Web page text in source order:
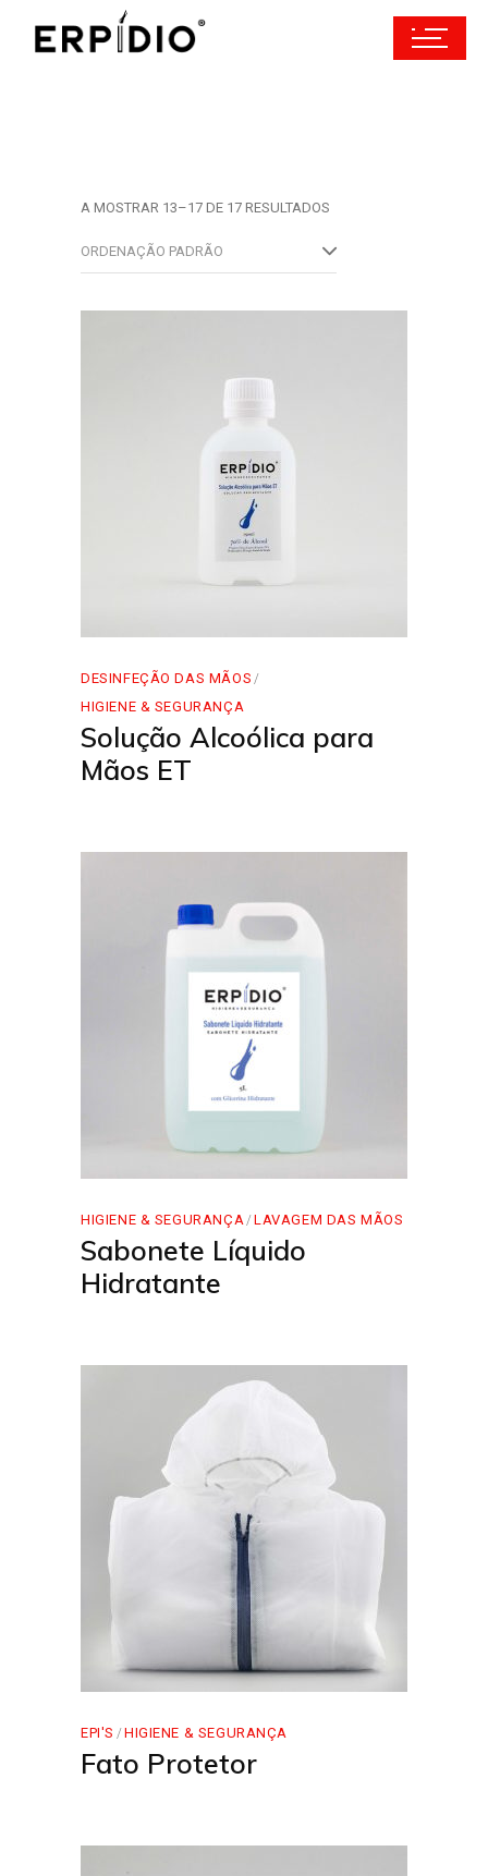
A MOSTRAR 13–17 DE 17 RESULTADOS
ORDENAÇÃO PADRÃO
DESINFEÇÃO DAS MÃOS
HIGIENE & SEGURANÇA
Solução Alcoólica para
Mãos ET
HIGIENE & SEGURANÇA LAVAGEM DAS MÃOS
Sabonete Líquido
Hidratante
EPI'S HIGIENE & SEGURANÇA
Fato Protetor